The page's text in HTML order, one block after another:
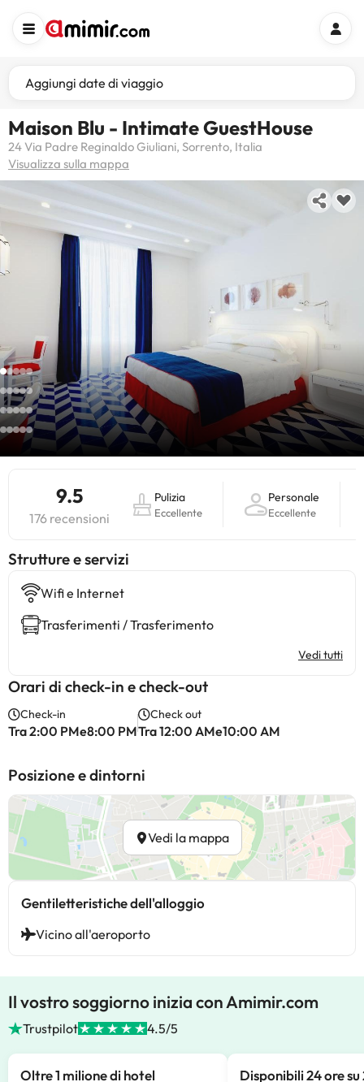
Aggiungi date di viaggio
Maison Blu - Intimate GuestHouse
24 Via Padre Reginaldo Giuliani, Sorrento, Italia
Visualizza sulla mappa
9.5
176 recensioni
Pulizia
Eccellente
Personale
Eccellente
​Strutture e servizi
Wifi e Internet
Trasferimenti / Trasferimento
Vedi tutti
Orari di check-in e check-out
Check-in
Tra 2:00 PMe8:00 PM
Check out
Tra 12:00 AMe10:00 AM
Posizione e dintorni
Vedi la mappa
Gentiletteristiche dell'alloggio
Vicino all'aeroporto
Il vostro soggiorno inizia con Amimir.com
Trustpilot 4.5/5
Oltre 1 milione di hotel
Disponibili 24 ore su